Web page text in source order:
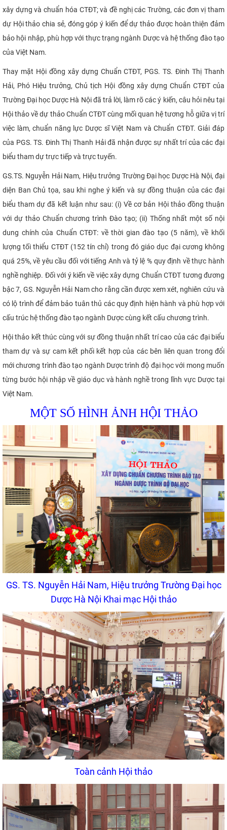
xây dựng và chuẩn hóa CTĐT; và đề nghị các Trường, các đơn vị tham
dự Hội thảo chia sẻ, đóng góp ý kiến để dự thảo được hoàn thiện đảm
bảo hội nhập, phù hợp với thực trạng ngành Dược và hệ thống đào tạo
của Việt Nam.
Thay mặt Hội đồng xây dựng Chuẩn CTĐT, PGS. TS. Đinh Thị Thanh
Hải, Phó Hiệu trưởng, Chủ tịch Hội đồng xây dựng Chuẩn CTĐT của
Trường Đại học Dược Hà Nội đã trả lời, làm rõ các ý kiến, câu hỏi nêu tại
Hội thảo về dự thảo Chuẩn CTĐT cùng mối quan hệ tương hỗ giữa vị trí
việc làm, chuẩn năng lực Dược sĩ Việt Nam và Chuẩn CTĐT. Giải đáp
của PGS. TS. Đinh Thị Thanh Hải đã nhận được sự nhất trí của các đại
biểu tham dự trực tiếp và trực tuyến.
GS.TS. Nguyễn Hải Nam, Hiệu trưởng Trường Đại học Dược Hà Nội, đại
diện Ban Chủ tọa, sau khi nghe ý kiến và sự đồng thuận của các đại
biểu tham dự đã kết luận như sau: (i) Về cơ bản Hội thảo đồng thuận
với dự thảo Chuẩn chương trình Đào tạo; (ii) Thống nhất một số nội
dung chính của Chuẩn CTĐT: về thời gian đào tạo (5 năm), về khối
lượng tối thiểu CTĐT (152 tín chỉ) trong đó giáo dục đại cương không
quá 25%, về yêu cầu đối với tiếng Anh và tỷ lệ % quy định về thực hành
nghề nghiệp. Đối với ý kiến về việc xây dựng Chuẩn CTĐT tương đương
bậc 7, GS. Nguyễn Hải Nam cho rằng cần được xem xét, nghiên cứu và
có lộ trình để đảm bảo tuân thủ các quy định hiện hành và phù hợp với
cấu trúc hệ thống đào tạo ngành Dược cùng kết cấu chương trình.
Hội thảo kết thúc cùng với sự đồng thuận nhất trí cao của các đại biểu
tham dự và sự cam kết phối kết hợp của các bên liên quan trong đổi
mới chương trình đào tạo ngành Dược trình độ đại học với mong muốn
từng bước hội nhập về giáo dục và hành nghề trong lĩnh vực Dược tại
Việt Nam.
MỘT SỐ HÌNH ẢNH HỘI THẢO
GS. TS. Nguyễn Hải Nam, Hiệu trưởng Trường Đại học
Dược Hà Nội Khai mạc Hội thảo
Toàn cảnh Hội thảo